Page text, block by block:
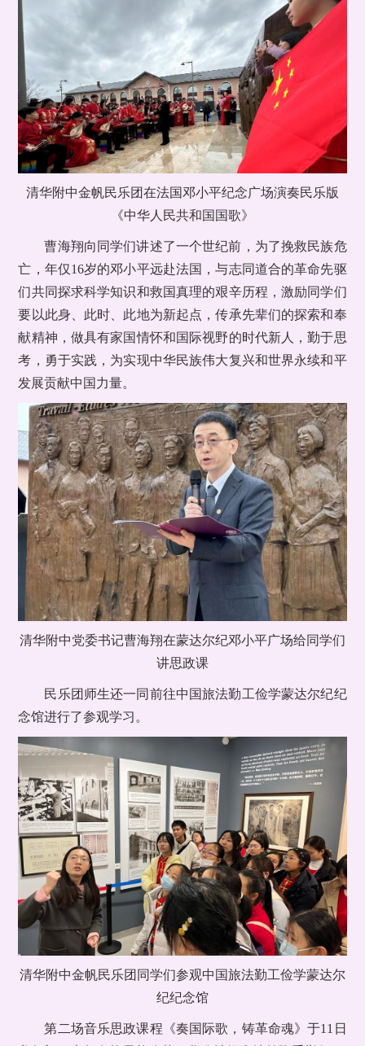
清华附中金帆民乐团在法国邓小平纪念广场演奏民乐版
《中华人民共和国国歌》
曹海翔向同学们讲述了一个世纪前，为了挽救民族危
亡，年仅16岁的邓小平远赴法国，与志同道合的革命先驱
们共同探求科学知识和救国真理的艰辛历程，激励同学们
要以此身、此时、此地为新起点，传承先辈们的探索和奉
献精神，做具有家国情怀和国际视野的时代新人，勤于思
考，勇于实践，为实现中华民族伟大复兴和世界永续和平
发展贡献中国力量。
清华附中党委书记曹海翔在蒙达尔纪邓小平广场给同学们
讲思政课
民乐团师生还一同前往中国旅法勤工俭学蒙达尔纪纪
念馆进行了参观学习。
清华附中金帆民乐团同学们参观中国旅法勤工俭学蒙达尔
纪纪念馆
第二场音乐思政课程《奏国际歌，铸革命魂》于11日